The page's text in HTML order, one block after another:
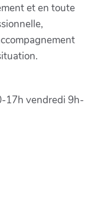
et en toute
17h vendredi 9h-